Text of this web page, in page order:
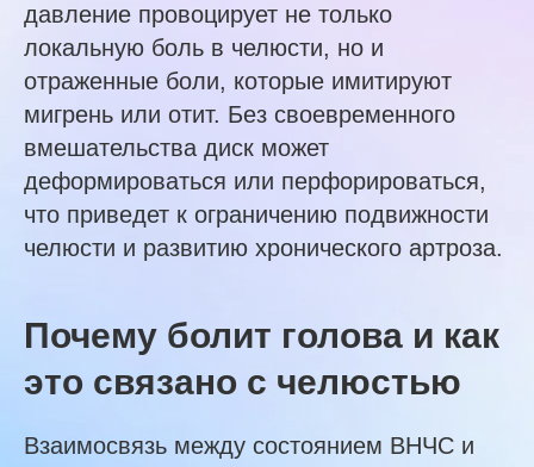
давление провоцирует не только
локальную боль в челюсти, но и
отраженные боли, которые имитируют
мигрень или отит. Без своевременного
вмешательства диск может
деформироваться или перфорироваться,
что приведет к ограничению подвижности
челюсти и развитию хронического артроза.
Почему болит голова и как
это связано с челюстью
Взаимосвязь между состоянием ВНЧС и